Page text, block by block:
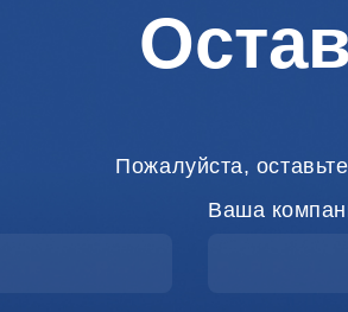
Пожалуйста,
Ваша